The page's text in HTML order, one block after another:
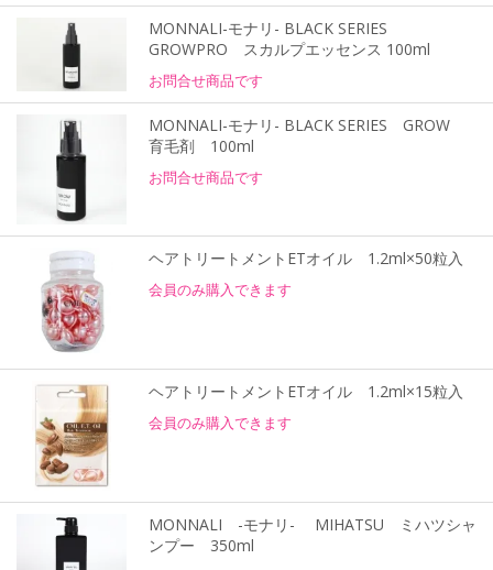
MONNALI-モナリ- BLACK SERIES
GROWPRO スカルプエッセンス 100ml
お問合せ商品です
MONNALI-モナリ- BLACK SERIES GROW
育毛剤 100ml
お問合せ商品です
ヘアトリートメントETオイル 1.2ml×50粒入
会員のみ購入できます
ヘアトリートメントETオイル 1.2ml×15粒入
会員のみ購入できます
MONNALI -モナリ- MIHATSU ミハツシャ
ンプー 350ml